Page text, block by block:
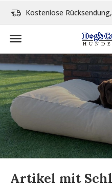
Kostenlose Rücksendung,
Artikel mit